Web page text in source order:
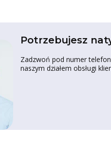
Potrzebujesz
Zadzwoń pod numer
naszym działem obsługi